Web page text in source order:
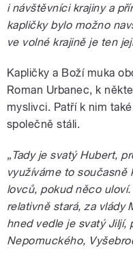
i návštěvníci krajiny a
kapličky bylo možno
ve volné krajině je ten
Kapličky a Boží muka
Roman Urbanec, k
myslivci. Patří k nim
společně stáli.
„Tady je svatý Hubert,
využíváme to současně
lovců, pokud něco
relativně stará, za vlády
hned vedle je svatý Jiljí,
Nepomuckého,